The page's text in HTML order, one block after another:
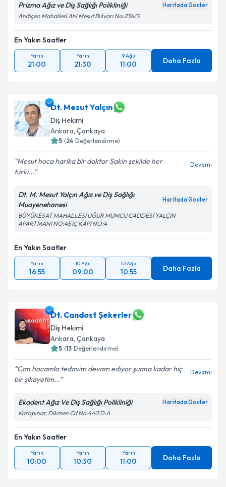
Prizma Ağız ve Diş Sağlığı Polikliniği Haritada Göster
Andıçen Mahallesi Ahi Mesut Bulvarı No:236/S
En Yakın Saatler
Yarın
21:00
Yarın
21:30
9 Ağu
11:00 Daha Fazla
Dt. Mesut Yalçın
Diş Hekimi
Ankara, Çankaya
5 (24 Değerlendirme)
Mesut hoca harika bir doktor Sakin şekilde her
türlü...
Devamı
Dt. M. Mesut Yalçın Ağız ve Diş Sağlığı
Muayenehanesi
Haritada Göster
BÜYÜKESAT MAHALLESİ UĞUR MUMCU CADDESİ YALÇIN
APARTMANI NO:45 İÇ KAPI NO:4
En Yakın Saatler
Yarın
16:55
10 Ağu
09:00
10 Ağu
10:55 Daha Fazla
Dt. Candost Şekerler
Diş Hekimi
Ankara, Çankaya
5 (13 Değerlendirme)
Can hocamla tedavim devam ediyor şuana kadar hiç
bir şikayetim...
Devamı
Ekadent Ağız Ve Diş Sağlığı Polikliniği Haritada Göster
Karapınar, Dikmen Cd No:440 D:A
En Yakın Saatler
Yarın
10:00
Yarın
10:30
Yarın
11:00 Daha Fazla